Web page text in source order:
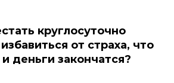
круглосуточно
от страха, что
деньги закончатся?